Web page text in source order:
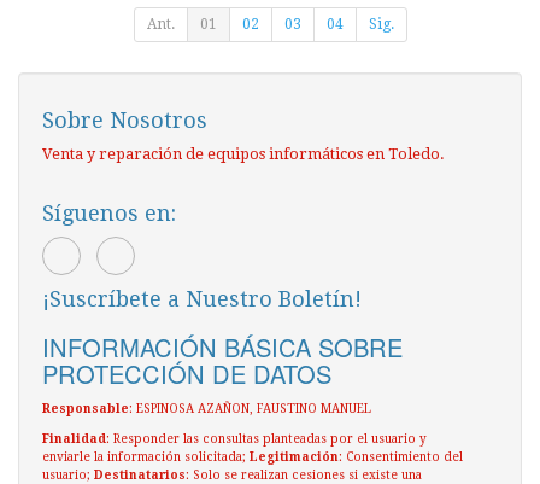
Ant. 01 02 03 04 Sig.
Sobre Nosotros
Venta y reparación de equipos informáticos en Toledo.
Síguenos en:
¡Suscríbete a Nuestro Boletín!
INFORMACIÓN BÁSICA SOBRE
PROTECCIÓN DE DATOS
Responsable: ESPINOSA AZAÑON, FAUSTINO MANUEL
Finalidad: Responder las consultas planteadas por el usuario y
enviarle la información solicitada; Legitimación: Consentimiento del
usuario; Destinatarios: Solo se realizan cesiones si existe una